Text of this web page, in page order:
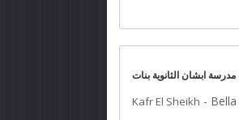
مدرسة ابشان الثانوية بنات
Kafr El Sheikh - Bella